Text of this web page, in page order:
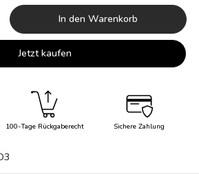
In den Warenkorb
Jetzt kaufen
100-Tage Rückgaberecht Sichere Zahlung